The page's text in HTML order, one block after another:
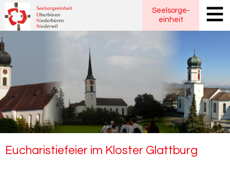
Seelsorge-
einheit
Eu­cha­ris­tie­fei­er im Klos­ter Glatt­burg